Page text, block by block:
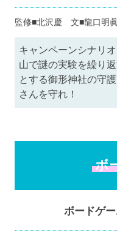
監修■北沢慶 文■龍口明
キャンペーンシナリ
山で謎の実験を繰り
とする御形神社の守
さんを守れ！
ボ
ボードゲ